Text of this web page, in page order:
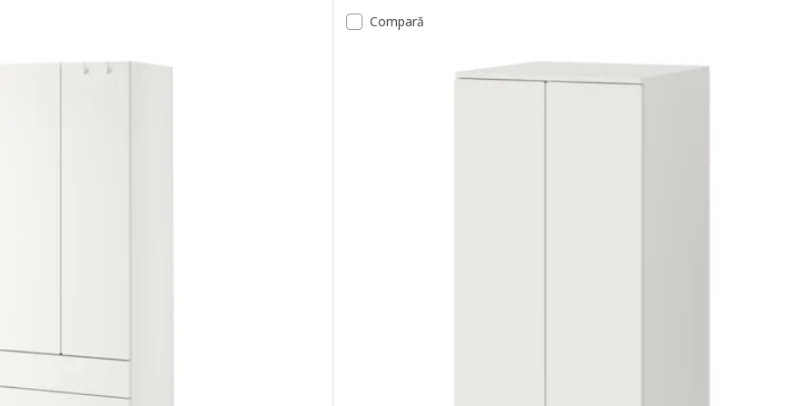
Opțiune: SMÅSTAD / PLATSA, Dulap, alb lila/+ 4 sertare, 60x57x181 cm
Compară